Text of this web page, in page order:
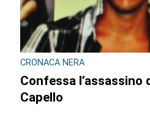
CRONACA NERA
Confessa l’assassino
Capello